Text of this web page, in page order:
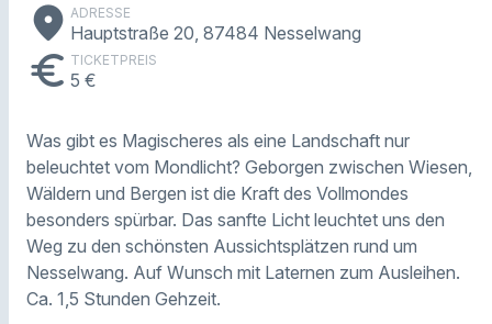
place ADRESSE
Hauptstraße 20, 87484 Nesselwang
euro TICKETPREIS
5 €
Was gibt es Magischeres als eine Landschaft nur
beleuchtet vom Mondlicht? Geborgen zwischen Wiesen,
Wäldern und Bergen ist die Kraft des Vollmondes
besonders spürbar. Das sanfte Licht leuchtet uns den
Weg zu den schönsten Aussichtsplätzen rund um
Nesselwang. Auf Wunsch mit Laternen zum Ausleihen.
Ca. 1,5 Stunden Gehzeit.